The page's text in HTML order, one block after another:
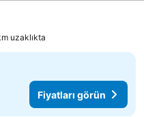
görün
görün
uzaklıkta
Fiyatları görün